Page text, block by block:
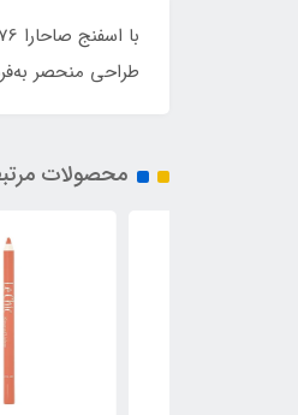
طراحی منحصر
محصولات